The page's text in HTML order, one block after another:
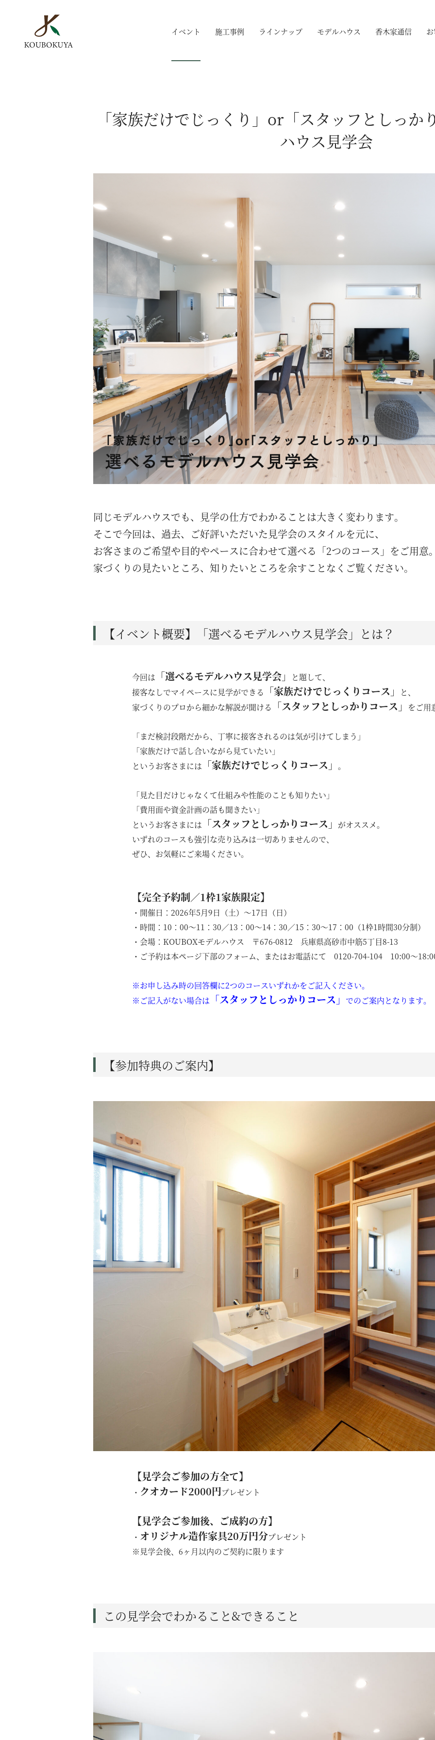
イベント 施工事例 ラインナップ モデルハウス 香木家通信
ニュース
イベント
設計力
断熱工法
施工事例
ラインナップ
お問い合わせ・資料請求
「家族だけでじっくり」or「スタッフとしっか
ハウス見学会
同じモデルハウスでも、見学の仕方でわかることは大きく変わります。
そこで今回は、過去、ご好評いただいた見学会のスタイルを元に、
お客さまのご希望や目的やペースに合わせて選べる「2つのコース」をご用意
家づくりの見たいところ、知りたいところを余すことなくご覧ください。
【イベント概要】「選べるモデルハウス見学会」とは？
今回は 「選べるモデルハウス見学会」
と題して、
接客なしでマイペースに見学ができる
「家族だけでじっくりコース」
と、
家づくりのプロから細かな解説が聞ける
「スタッフとしっかりコース」 をご用
「まだ検討段階だから、丁寧に接客されるのは気が引けてしまう」
「家族だけで話し合いながら見ていたい」
というお客さまには
「家族だけでじっくりコース」 。
「見た目だけじゃなくて仕組みや性能のことも知りたい」
「費用面や資金計画の話も聞きたい」
というお客さまには
「スタッフとしっかりコース」
がオススメ。
いずれのコースも強引な売り込みは一切ありませんので、
ぜひ、お気軽にご来場ください。
【完全予約制／1枠1家族限定】
・開催日：2026年5月9日（土）〜17日（日）
・時間：10：00〜11：30／13：00〜14：30／15：30〜17：00（1枠1時間30分制）
・会場：KOUBOXモデルハウス 〒676-0812 兵庫県高砂市中筋5丁目8-13
・ご予約は本ページ下部のフォーム、またはお電話にて 0120-704-104 10:00〜
※お申し込み時の回答欄に2つのコースいずれかをご記入ください。
※ご記入がない場合は
「スタッフとしっかりコース」 でのご案内となります。
【参加特典のご案内】
【見学会ご参加の方全て】
・ クオカード2000円プレゼント
【見学会ご参加後、ご成約の方】
・ オリジナル造作家具20万円分プレゼント
※見学会後、6ヶ月以内のご契約に限ります
この見学会でわかること&できること